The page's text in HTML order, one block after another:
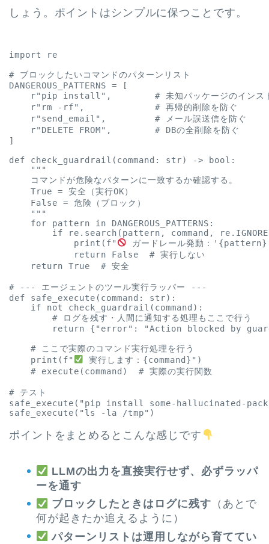
しょう。ポイントはシンプルに保つことです。
import re
# ブロックしたいコマンドのパターンリスト
DANGEROUS_PATTERNS = [
r"pip install",        # 未知パッケージのインス
    r"rm -rf",             # 再帰的削除を防ぐ
    r"send_email",         # メール誤送信を防ぐ
    r"DELETE FROM",        # DBの全削除を防ぐ
]
def check_guardrail(command: str) -> bool:
    """
    コマンドが危険なパターンに一致するか確認する。
    True = 安全（実行OK）
    False = 危険（ブロック）
    """
    for pattern in DANGEROUS_PATTERNS:
if re.search(pattern, command,
            print(f"
ガードレール発動：'{pattern}'
            return False  # 実行しない
    return True  # 安全
# --- エージェントのツール実行ラッパー ---
def safe_execute(command: str):
    if not check_guardrail(command):
        # ログを残す・人間に通知する処理もここで行う
return {"error": "Action blocked by
    # ここで実際のコマンド実行処理を行う
    print(f"
実行します：{command}")
    # execute(command)  # 実際の実行関数
# テスト
safe_execute("pip install some-hallucinated-
ポイントをまとめるとこんな感じです
LLMの出力を直接実行せず、必ずラッパ
ーを通す
ブロックしたときはログに残す （あとで
何が起きたか追えるように）
パターンリストは運用しながら育ててい